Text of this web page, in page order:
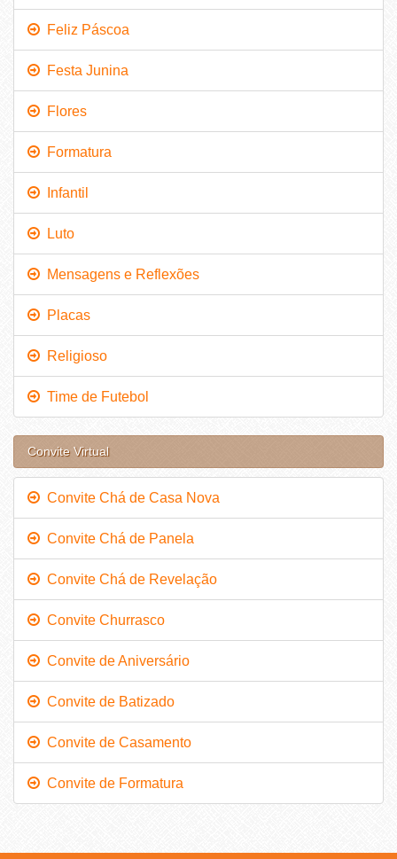
Feliz Páscoa
Festa Junina
Flores
Formatura
Infantil
Luto
Mensagens e Reflexões
Placas
Religioso
Time de Futebol
Convite Virtual
Convite Chá de Casa Nova
Convite Chá de Panela
Convite Chá de Revelação
Convite Churrasco
Convite de Aniversário
Convite de Batizado
Convite de Casamento
Convite de Formatura